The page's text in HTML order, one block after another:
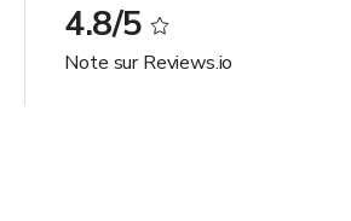
4.8/5
Note sur Reviews.io